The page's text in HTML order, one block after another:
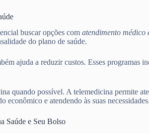
buscar opções com atendimento médico
do plano de saúde.
ajuda a reduzir custos. Esses
quando possível. A telemedicina permite
econômico e atendendo às suas necessidades.
Saúde e Seu Bolso